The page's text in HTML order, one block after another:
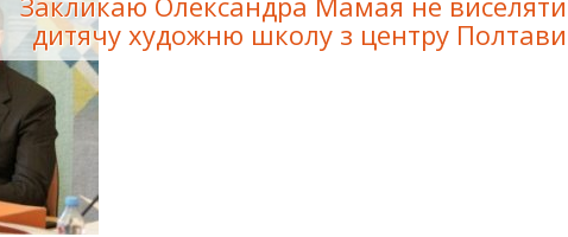
дитячу художню школу з центру Полтави